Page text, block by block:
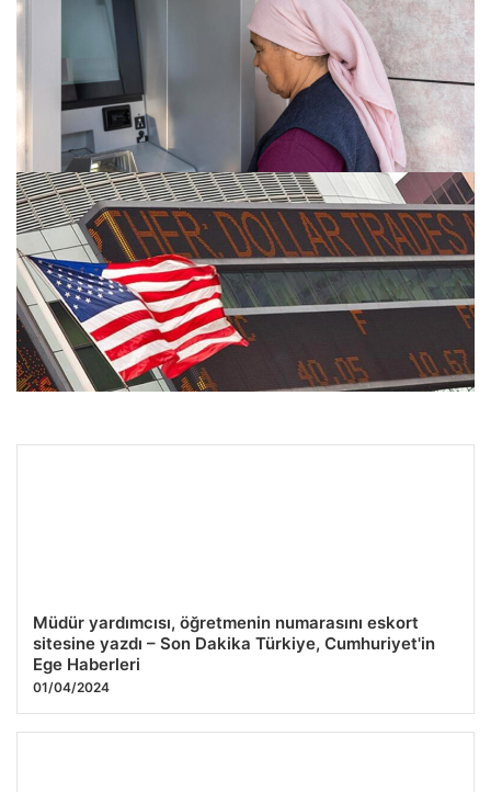
Emekli maaşı ödemeleri ne zaman yatacak? SGK, Bağ-Kur,
Emekli Sandığı maaş ödemeleri başladı
27.07.2026 09:28
beklentisi belli oldu
Müdür yardımcısı, öğretmenin numarasını eskort
sitesine yazdı – Son Dakika Türkiye, Cumhuriyet'in
Ege Haberleri
01/04/2024